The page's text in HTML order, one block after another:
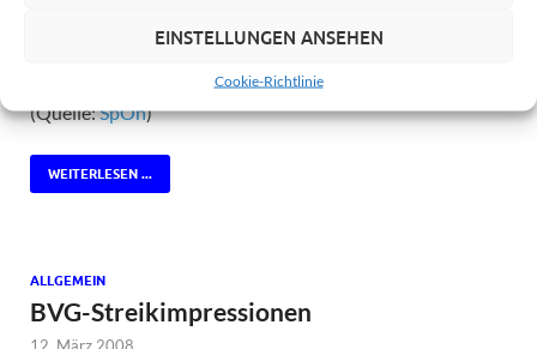
EINSTELLUNGEN ANSEHEN
Cookie-Richtlinie
Kommunikationsverhalten und die sozialen Kontakte des
(Quelle:SpOn)
WEITERLESEN ...
ALLGEMEIN
BVG-Streikimpressionen